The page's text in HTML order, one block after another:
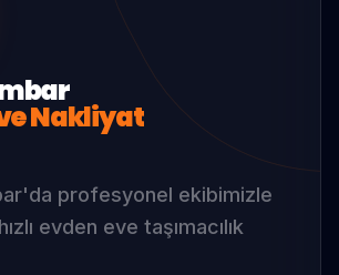
Nakliyat
'da profesyonel ekibimizle
evden eve taşımacılık